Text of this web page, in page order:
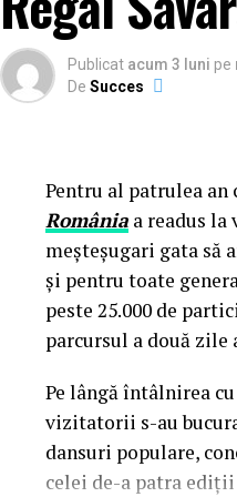
Publicat acum 3 luni pe
De Succes
Pentru al patrulea
România a readus
meșteșugari gata
și pentru toate
peste 25.000 de
parcursul a două
Pe lângă întâlnirea
vizitatorii s-au
dansuri populare,
celei de-a patra